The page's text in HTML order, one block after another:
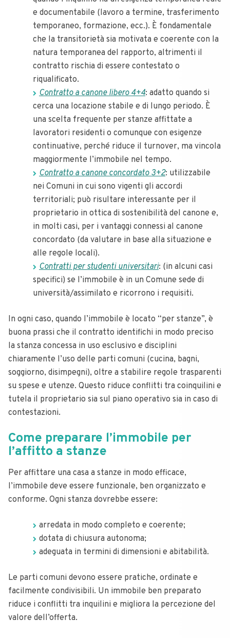
e documentabile (lavoro a termine, trasferimento
temporaneo, formazione, ecc.). È fondamentale
che la transitorietà sia motivata e coerente con la
natura temporanea del rapporto, altrimenti il
contratto rischia di essere contestato o
riqualificato.
Contratto a canone libero 4+4: adatto quando si
cerca una locazione stabile e di lungo periodo. È
una scelta frequente per stanze affittate a
lavoratori residenti o comunque con esigenze
continuative, perché riduce il turnover, ma vincola
maggiormente l’immobile nel tempo.
Contratto a canone concordato 3+2: utilizzabile
nei Comuni in cui sono vigenti gli accordi
territoriali; può risultare interessante per il
proprietario in ottica di sostenibilità del canone e,
in molti casi, per i vantaggi connessi al canone
concordato (da valutare in base alla situazione e
alle regole locali).
Contratti per studenti universitari: (in alcuni casi
specifici) se l’immobile è in un Comune sede di
università/assimilato e ricorrono i requisiti.
In ogni caso, quando l’immobile è locato “per stanze”, è
buona prassi che il contratto identifichi in modo preciso
la stanza concessa in uso esclusivo e disciplini
chiaramente l’uso delle parti comuni (cucina, bagni,
soggiorno, disimpegni), oltre a stabilire regole trasparenti
su spese e utenze. Questo riduce conflitti tra coinquilini e
tutela il proprietario sia sul piano operativo sia in caso di
contestazioni.
Come preparare l’immobile per
l’affitto a stanze
Per affittare una casa a stanze in modo efficace,
l’immobile deve essere funzionale, ben organizzato e
conforme. Ogni stanza dovrebbe essere:
arredata in modo completo e coerente;
dotata di chiusura autonoma;
adeguata in termini di dimensioni e abitabilità.
Le parti comuni devono essere pratiche, ordinate e
facilmente condivisibili. Un immobile ben preparato
riduce i conflitti tra inquilini e migliora la percezione del
valore dell’offerta.